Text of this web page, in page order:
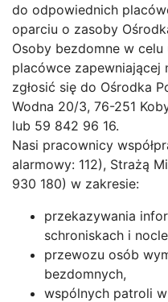
do odpowiednich
oparciu o zasoby
Osoby bezdomne w
placówce zapewniającej
zgłosić się do Ośrodka
Wodna 20/3, 76-251
lub 59 842 96 16.
Nasi pracownicy
alarmowy: 112), Strażą
930 180) w zakresie:
przekazywania
schroniskach i
przewozu osób
bezdomnych,
wspólnych patroli